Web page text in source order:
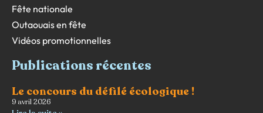
Fête nationale
Outaouais en fête
Vidéos promotionnelles
Publications récentes
Le concours du défilé écologique !
9 avril 2026